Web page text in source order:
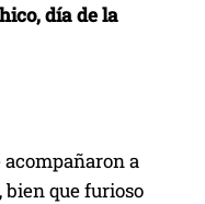
día de la
a
bien que furioso